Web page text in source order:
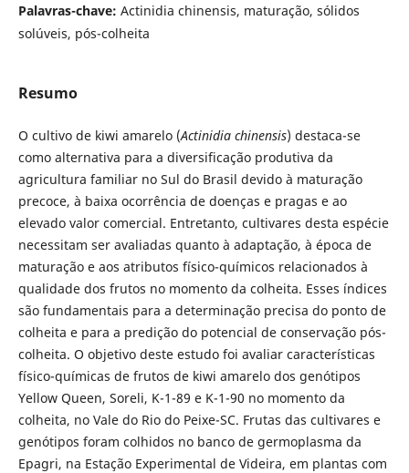
Palavras-chave: Actinidia chinensis, maturação, sólidos
solúveis, pós-colheita
Resumo
O cultivo de kiwi amarelo (Actinidia chinensis) destaca-se
como alternativa para a diversificação produtiva da
agricultura familiar no Sul do Brasil devido à maturação
precoce, à baixa ocorrência de doenças e pragas e ao
elevado valor comercial. Entretanto, cultivares desta espécie
necessitam ser avaliadas quanto à adaptação, à época de
maturação e aos atributos físico-químicos relacionados à
qualidade dos frutos no momento da colheita. Esses índices
são fundamentais para a determinação precisa do ponto de
colheita e para a predição do potencial de conservação pós-
colheita. O objetivo deste estudo foi avaliar características
físico-químicas de frutos de kiwi amarelo dos genótipos
Yellow Queen, Soreli, K-1-89 e K-1-90 no momento da
colheita, no Vale do Rio do Peixe-SC. Frutas das cultivares e
genótipos foram colhidos no banco de germoplasma da
Epagri, na Estação Experimental de Videira, em plantas com